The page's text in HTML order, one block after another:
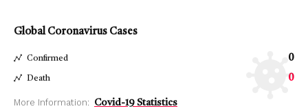
Global Coronavirus Cases
Confirmed 0
Death 0
More Information: Covid-19 Statistics